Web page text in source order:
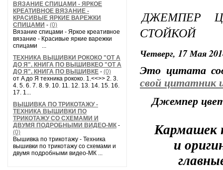
ВЯЗАНИЕ СПИЦАМИ - ЯРКОЕ
КРЕАТИВНОЕ ВЯЗАНИЕ -
КРАСИВЫЕ ЯРКИЕ ВАРЕЖКИ
СПИЦАМИ - (0)
Вязание спицами - Яркое креативное
вязание - Красивые яркие варежки
спицами ...
ТЕХНИКА ВЫШИВКИ РОКОКО "ОТ А
ДО Я". КНИГА ПО ВЫШИВКЕО "ОТ А
ДО Я". КНИГА ПО ВЫШИВКЕ - (0)
от A до Я техника рококо. 1.<<>> 2. 3.
4. 5. 6. 7. 8. 9. 10. 11. 12. 13. 14. 15. 16.
17. 1...
ВЫШИВКА ПО ТРИКОТАЖУ -
ТЕХНИКА ВЫШИВКИ ПО
ТРИКОТАЖУ СО СХЕМАМИ И
ДВУМЯ ПОДРОБНЫМИ ВИДЕО-МК -
(0)
Вышивка по трикотажу - Техника
вышивки по трикотажу со схемами и
двумя подробными видео-МК ...
ДЖЕМПЕР
СТОЙКОЙ
Четверг, 17 Мая
Это цитата
свой цитатник
Джемпер
Кармашек
и